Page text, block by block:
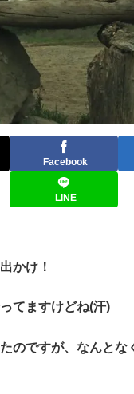
Facebook
LINE
かけ！
てますけどね(汗)
のですが、なんとな